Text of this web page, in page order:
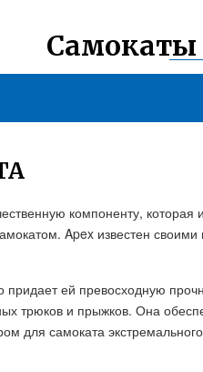
Самокаты
компоненту, которая
Apex известен
придает ей превосходную
трюков и прыжков. Она
для самоката